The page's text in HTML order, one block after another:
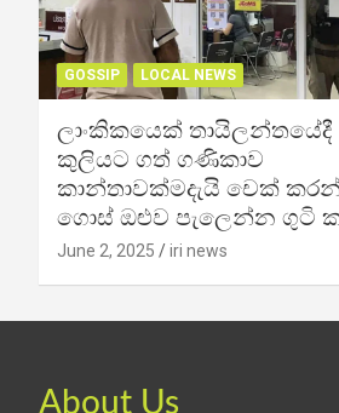
GOSSIP LOCAL NEWS
ලාංකිකයෙක් තායිලන්තයේදී
කුලියට ගත් ගණිකාව
කාන්තාවක්මදැයි චෙක්
ගොස් ඔළුව පැලෙන්න ගුටි
June 2, 2025 iri news
About Us